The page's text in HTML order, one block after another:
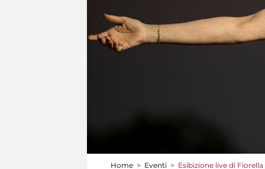
Home > Eventi > Esibizione live di